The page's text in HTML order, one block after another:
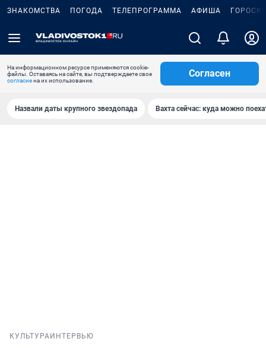
ЗНАКОМСТВА ПОГОДА ТЕЛЕПРОГРАММА АФИША
На информационном ресурсе применяются cookie-
файлы. Оставаясь на сайте, вы подтверждаете свое
согласиена их использование.
Согласен
Назвали даты крупного звездопада Вахта сейчас: куда можно
КУЛЬТУРА ИНТЕРВЬЮ